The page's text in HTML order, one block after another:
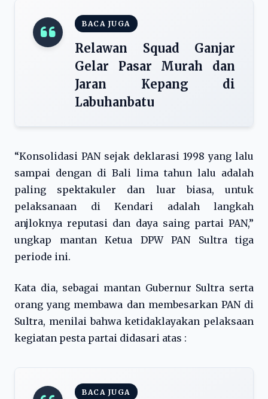
BACA JUGA
Relawan Squad Ganjar
Gelar Pasar Murah dan
Jaran Kepang di
Labuhanbatu
“Konsolidasi PAN sejak deklarasi 1998 yang lalu
sampai dengan di Bali lima tahun lalu adalah
paling spektakuler dan luar biasa, untuk
pelaksanaan di Kendari adalah langkah
anjloknya reputasi dan daya saing partai PAN,”
ungkap mantan Ketua DPW PAN Sultra tiga
periode ini.
Kata dia, sebagai mantan Gubernur Sultra serta
orang yang membawa dan membesarkan PAN di
Sultra, menilai bahwa ketidaklayakan pelaksaan
kegiatan pesta partai didasari atas :
BACA JUGA